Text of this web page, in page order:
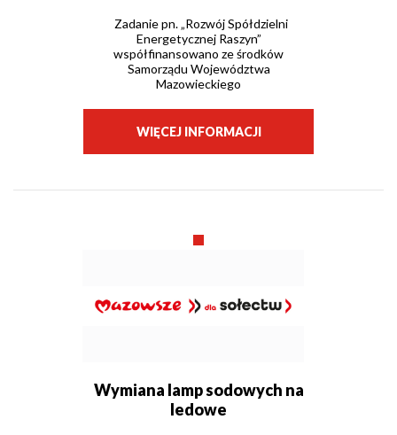
Zadanie pn. „Rozwój Spółdzielni
Energetycznej Raszyn”
współfinansowano ze środków
Samorządu Województwa
Mazowieckiego
WIĘCEJ INFORMACJI
Wymiana lamp sodowych na
ledowe